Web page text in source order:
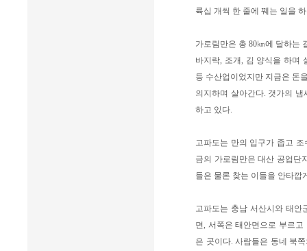
륙십 개씩 한 줄에 꿰는 일을
가로림만은 총 80㎞에 달하는
바지락, 조개, 김 양식을 하며
등 수산업이었지만 지금은 돈
의지하며 살아간다. 갯가의
하고 있다.
고파도는 만의 입구가 좁고
금의 가로림만은 대산 공업단
들은 물론 찾는 이들을 안타깝
고파도는 충남 서산시와 태안
면, 서쪽은 태안면으로 부르
은 곳이다. 사람들은 동네 북